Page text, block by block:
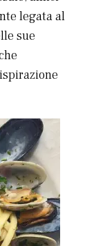
legata al
sue